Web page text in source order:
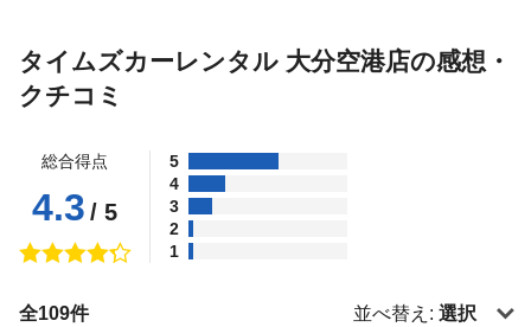
タイムズカーレンタル 大分空港店の感想・
クチコミ
総合得点
4.3 / 5
5
4
3
2
1
全109件 並べ替え: 選択